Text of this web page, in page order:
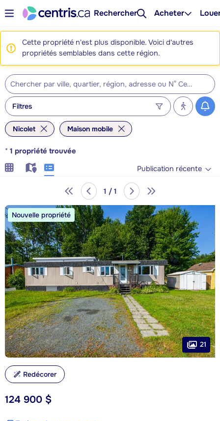
Rechercher Acheter
Cette propriété n'est plus disponible. Voici d'autres
propriétés semblables dans cette région.
Filtres
Nicolet Maison mobile
* 1 propriété trouvée
Publication récente
1 / 1
124 900 $
Nouvelle propriété
21
Redécorer